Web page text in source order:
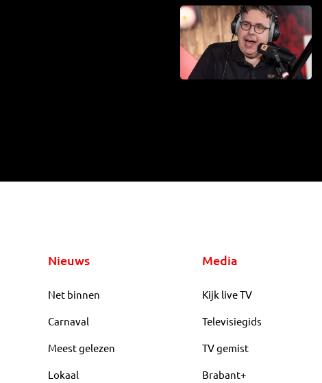
Nieuws
Net binnen
Carnaval
Meest gelezen
Lokaal
Media
Kijk live TV
Televisiegids
TV gemist
Brabant+